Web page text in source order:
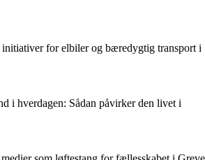
initiativer for elbiler og bæredygtig transport i
i hverdagen: Sådan påvirker den livet i